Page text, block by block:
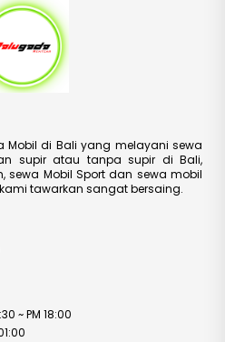
Mobil di Bali yang melayani sewa
supir atau tanpa supir di Bali,
sewa Mobil Sport dan sewa mobil
tawarkan sangat bersaing.
~ PM 18:00